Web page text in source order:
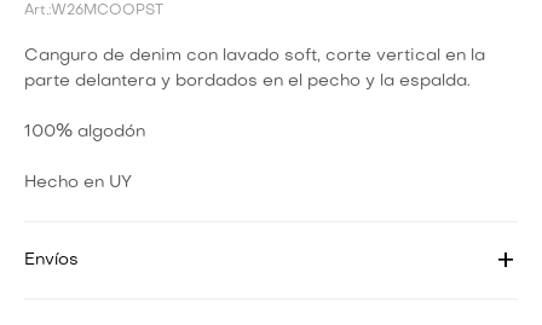
W26MCOOPST
Canguro de denim con lavado soft, corte vertical en la
parte delantera y bordados en el pecho y la espalda.
100% algodón
Hecho en UY
Envíos